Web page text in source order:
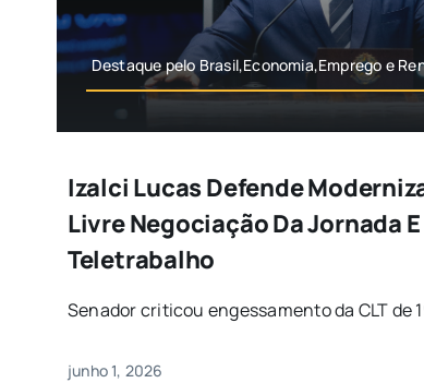
Destaque pelo Brasil,Economia,Emprego e
Izalci Lucas Defende
Livre Negociação Da Jornada
Teletrabalho
Senador criticou engessamento da CLT de
junho 1, 2026